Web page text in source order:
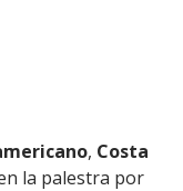
, Costa
la palestra por